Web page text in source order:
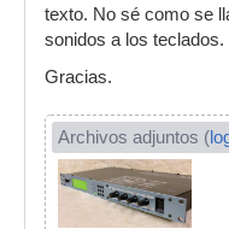
texto. No sé como se
sonidos a los teclados.
Gracias.
Archivos adjuntos (